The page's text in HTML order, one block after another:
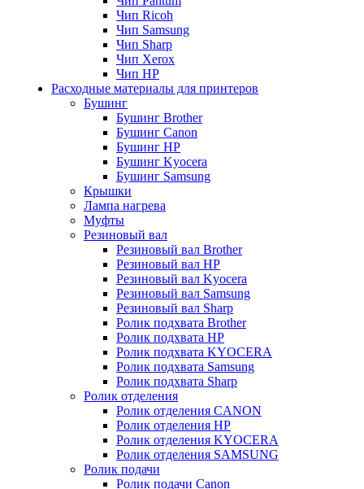
Чип Ricoh
Чип Samsung
Чип Sharp
Чип Xerox
Чип НР
Расходные материалы для принтеров
Бушинг
Бушинг Brother
Бушинг Canon
Бушинг HP
Бушинг Kyocera
Бушинг Samsung
Крышки
Лампа нагрева
Муфты
Резиновый вал
Резиновый вал Brother
Резиновый вал HP
Резиновый вал Kyocera
Резиновый вал Samsung
Резиновый вал Sharp
Ролик подхвата Brother
Ролик подхвата HP
Ролик подхвата KYOCERA
Ролик подхвата Samsung
Ролик подхвата Sharp
Ролик отделения
Ролик отделения CANON
Ролик отделения HP
Ролик отделения KYOCERA
Ролик отделения SAMSUNG
Ролик подачи
Ролик подачи Canon